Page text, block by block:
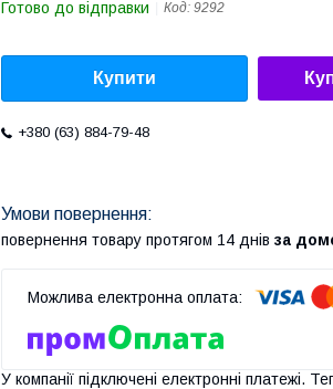
Готово до відправки Код: 9292
Купити
+380 (63) 884-79-48
повернення товару протягом 14 днів за
У компанії підключені електронні платежі.